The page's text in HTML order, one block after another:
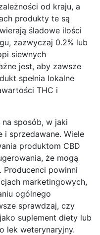
od kraju, a
produkty te są
śladowe ilości
zazwyczaj 0.2% lub
siewnych
jest, aby zawsze
spełnia lokalne
THC i
sposób, w jaki
i sprzedawane. Wiele
produktom CBD
że mogą
powinni
marketingowych,
ogólnego
sprawdzaj, czy
suplement diety lub
lek weterynaryjny.